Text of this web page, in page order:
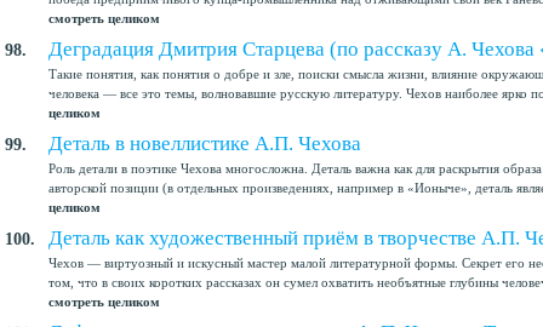
смотреть целиком
98. Деградация Дмитрия Старцева (по рассказу А.
Такие понятия, как понятия о добре и зле, поиски смысла жизни, влияние
человека — все это темы, волновавшие русскую литературу. Чехов наиболее ярко
целиком
99. Деталь в новеллистике А.П. Чехова
Роль детали в поэтике Чехова многосложна. Деталь важна как для раскрытия
авторской позиции (в отдельных произведениях, например в «Ионыче», деталь
целиком
100. Деталь как художественный приём в творчестве А.П.
Чехов — виртуозный и искусный мастер малой литературной формы. Секрет его
том, что в своих коротких рассказах он сумел охватить необъятные глубины
смотреть целиком